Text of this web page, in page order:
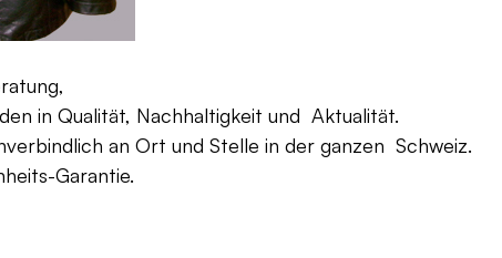
in Qualität, Nachhaltigkeit und Aktualität.
an Ort und Stelle in der ganzen Schweiz.
Garantie.